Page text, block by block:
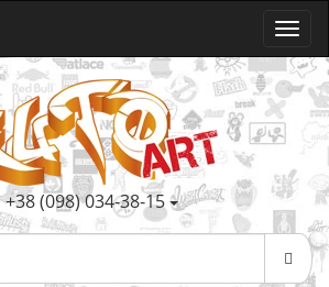
+38 (098) 034-38-15